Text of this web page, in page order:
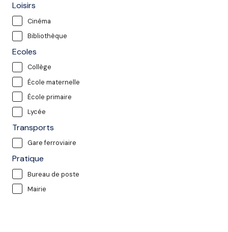
Loisirs
Cinéma
Bibliothèque
Ecoles
Collège
École maternelle
École primaire
Lycée
Transports
Gare ferroviaire
Pratique
Bureau de poste
Mairie